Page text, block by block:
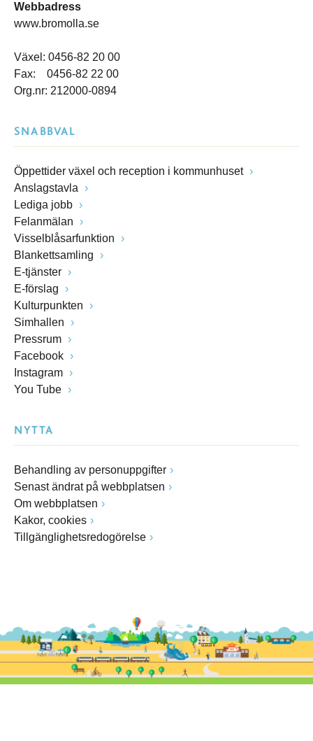
Webbadress
www.bromolla.se
Växel: 0456-82 20 00
Fax: 0456-82 22 00
Org.nr: 212000-0894
SNABBVAL
Öppettider växel och reception i kommunhuset
Anslagstavla
Lediga jobb
Felanmälan
Visselblåsarfunktion
Blankettsamling
E-tjänster
E-förslag
Kulturpunkten
Simhallen
Pressrum
Facebook
Instagram
You Tube
NYTTA
Behandling av personuppgifter
Senast ändrat på webbplatsen
Om webbplatsen
Kakor, cookies
Tillgänglighetsredogörelse